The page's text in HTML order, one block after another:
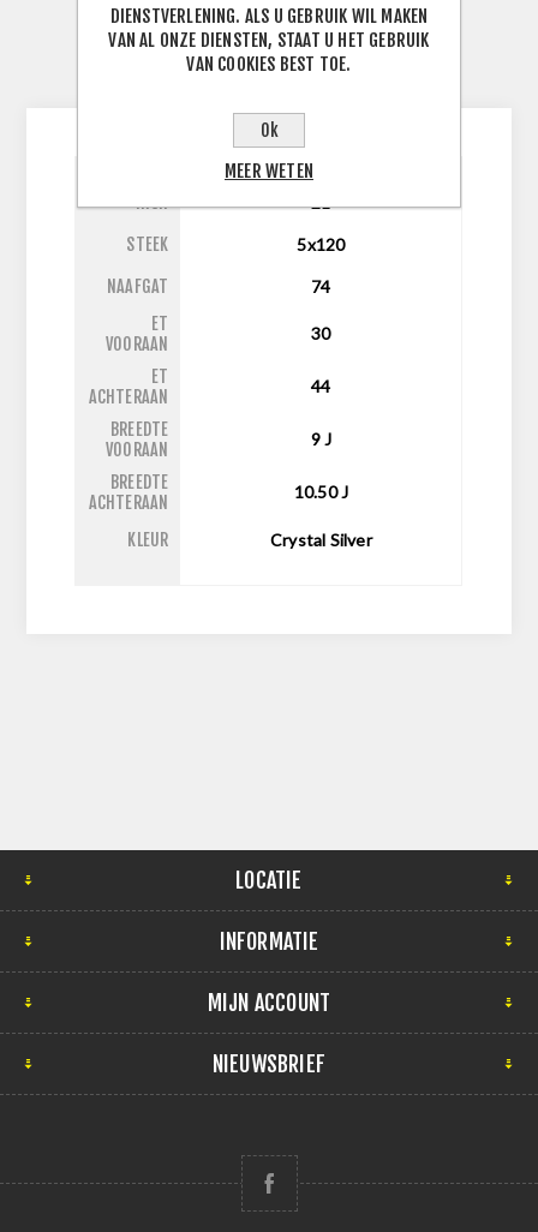
SPECIFICATIES
INCH 21
STEEK 5x120
NAAFGAT
74
ET
VOORAAN
30
ET
ACHTERAAN
44
BREEDTE
VOORAAN
9J
BREEDTE
ACHTERAAN
10.50J
KLEUR Crystal Silver
LOCATIE
INFORMATIE
MIJN ACCOUNT
NIEUWSBRIEF
DIENSTVERLENING. ALS U GEBRUIK WIL MAKEN
VAN AL ONZE DIENSTEN, STAAT U HET GEBRUIK
VAN COOKIES BEST TOE.
Ok
MEER WETEN